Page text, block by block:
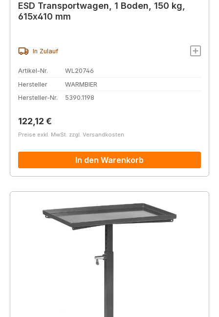
ESD Transportwagen, 1 Boden, 150 kg,
615x410 mm
In Zulauf
Artikel-Nr.
WL20746
Hersteller
WARMBIER
Hersteller-Nr.
5390.1198
Regulärer Preis:
122,12 €
Preise exkl. MwSt. zzgl. Versandkosten
In den Warenkorb